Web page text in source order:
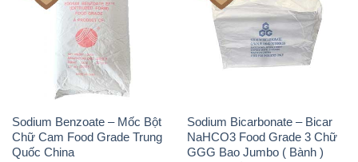
Sodium Benzoate – Mốc Bột
Chữ Cam Food Grade Trung
Quốc China
Sodium Bicarbonate – Bicar
NaHCO3 Food Grade 3 Chữ
GGG Bao Jumbo ( Bành )